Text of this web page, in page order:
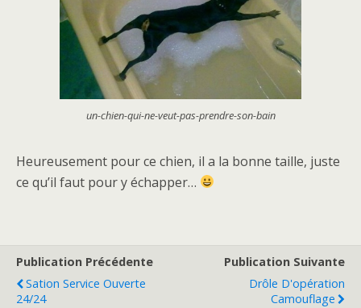
un-chien-qui-ne-veut-pas-prendre-son-bain
Heureusement pour ce chien, il a la bonne taille, juste
ce qu’il faut pour y échapper…
Publication Précédente
Sation Service Ouverte
24/24
Publication Suivante
Drôle D'opération
Camouflage